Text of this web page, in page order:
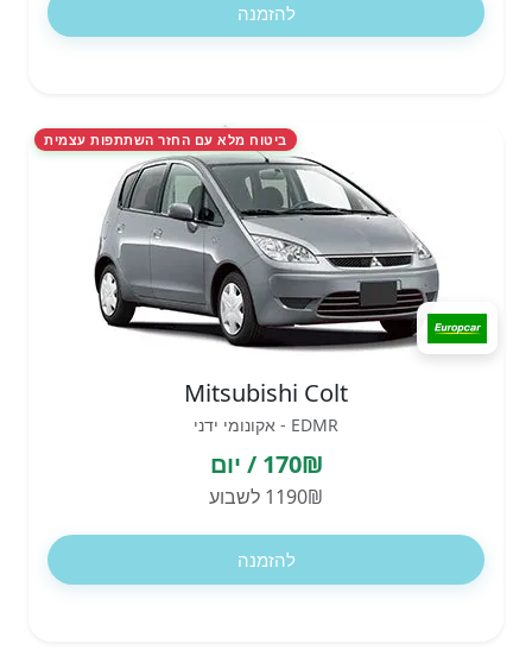
להזמנה
ביטוח מלא עם החזר השתתפות עצמית
Mitsubishi Colt
EDMR - אקונומי ידני
170₪ / יום
1190₪ לשבוע
להזמנה